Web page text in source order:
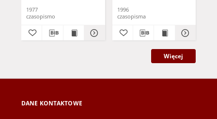
1977
czasopismo
1996
czasopisma
Więcej
DANE KONTAKTOWE